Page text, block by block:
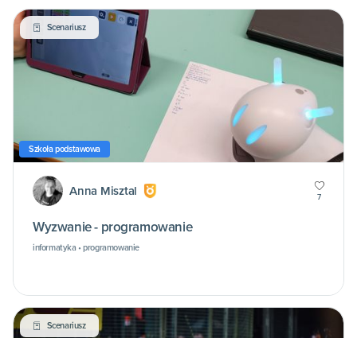
Scenariusz
Szkoła podstawowa
Anna Misztal 7
Wyzwanie - programowanie
informatyka • programowanie
Scenariusz